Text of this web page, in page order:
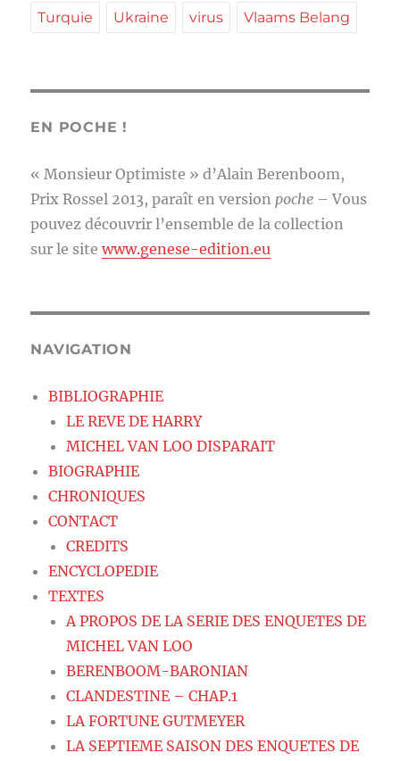
Turquie Ukraine virus Vlaams Belang
EN POCHE !
« Monsieur Optimiste » d’Alain Berenboom,
Prix Rossel 2013, paraît en version poche – Vous
pouvez découvrir l’ensemble de la collection
sur le sitewww.genese-edition.eu
NAVIGATION
BIBLIOGRAPHIE
LE REVE DE HARRY
MICHEL VAN LOO DISPARAIT
BIOGRAPHIE
CHRONIQUES
CONTACT
CREDITS
ENCYCLOPEDIE
TEXTES
A PROPOS DE LA SERIE DES ENQUETES DE
MICHEL VAN LOO
BERENBOOM-BARONIAN
CLANDESTINE – CHAP.1
LA FORTUNE GUTMEYER
LA SEPTIEME SAISON DES ENQUETES DE